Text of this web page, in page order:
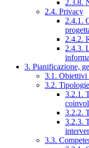
2.3.8.
2.4. Privacy
2.4.1.
2.4.2.
2.4.3.
3. Pianificazione,
3.1. Obiettivi
3.2.
3.2.1.
3.2.2.
3.2.3.
3.3.